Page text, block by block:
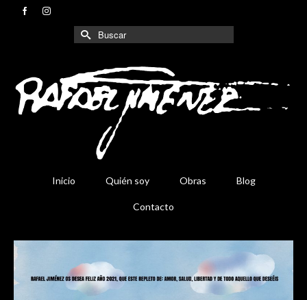
Buscar
por:
Inicio Quién soy Obras Blog
Contacto